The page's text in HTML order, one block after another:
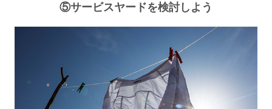
⑤サービスヤードを検討しよう